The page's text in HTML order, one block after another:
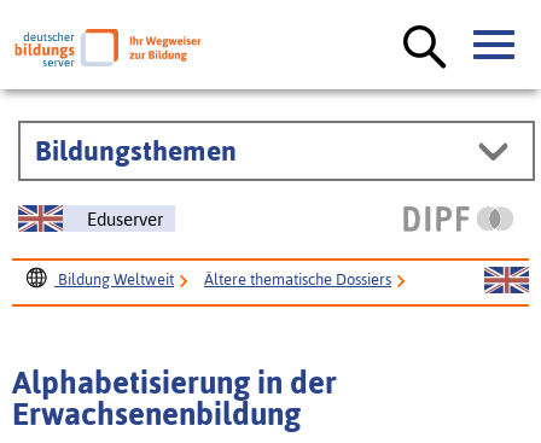
Bildungsthemen
Eduserver
Bildung Weltweit Ältere thematische Dossiers
Alphabetisierung in der
Erwachsenenbildung